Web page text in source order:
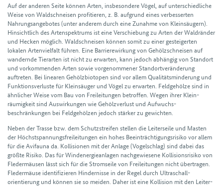
Auf der anderen Seite können Arten, insbesondere Vögel, auf unter­schiedliche
Weise von Wald­schneisen profitieren, z. B. aufgrund eines verbesserten
Nahrungs­angebotes (unter anderem durch eine Zunahme von Klein­säugern).
Hinsichtlich des Arten­spektrums ist eine Verschiebung zu Arten der Wald­ränder
und Hecken möglich. Wald­schneisen können somit zu einer gesteigerten
lokalen Arten­vielfalt führen. Eine Barriere­wirkung von Gehölz­schneisen auf
wandernde Tierarten ist nicht zu erwarten, kann jedoch abhängig von Standort
und vorkommenden Arten sowie vorgenom­mener Stand­ort­veränderung
auftreten. Bei linearen Gehölz­biotopen sind vor allem Qualitätsminderung und
Funktionsverluste für Kleinsäuger und Vögel zu erwarten. Feldgehölze sind in
ähnlicher Weise vom Bau von Frei­leitungen betroffen. Wegen ihrer Klein­
räumig­keit sind Auswirkungen wie Gehölz­verlust und Auf­wuchs­
beschränkungen bei Feld­gehölzen jedoch stärker zu gewichten.
Neben der Trasse bzw. dem Schutz­streifen stellen die Leiter­seile und Masten
der Höchst­spannungs­frei­leitungen ein hohes Beein­trächtigungs­risiko vor allem
für die Avi­fauna da. Kollisionen mit der Anlage (Vogel­schlag) sind dabei das
größte Risiko. Das für Wind­energie­anlagen nach­gewiesene Kollisions­risiko von
Fleder­mäusen lässt sich für die Strom­seile von Frei­leitungen nicht über­tragen.
Fleder­mäuse identifizieren Hinder­nisse in der Regel durch Ultra­schall­
orientierung und können sie so meiden. Daher ist eine Kollision mit den Leiter­